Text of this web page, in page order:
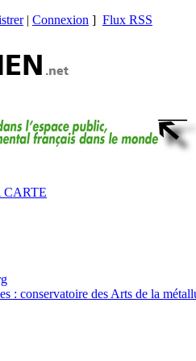
| Connexion ] Flux RSS
CARTE
: conservatoire des Arts de la